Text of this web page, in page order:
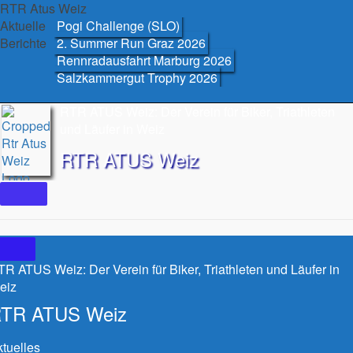
Skip
to
content
RTR Atus Weiz
Aktuelle
Berichte
Pogi Challenge (SLO)
2. Summer Run Graz 2026
Rennradausfahrt Marburg 2026
Salzkammergut Trophy 2026
RTR ATUS Weiz
ATUS Weiz: Der Verein für Biker, Triathleten und Läufer in
ATUS Weiz